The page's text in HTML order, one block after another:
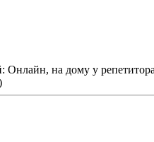
Онлайн, на дому у